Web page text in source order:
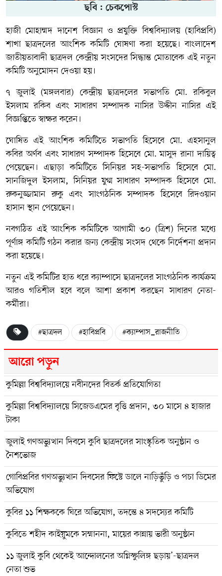
ছবি : চেকপোস্ট
হাজী মোহাম্মদ দানেশ বিজ্ঞান ও প্রযুক্তি বিশ্ববিদ্যালয় (হাবিপ্রবি)
শাখা ছাত্রদলের আংশিক কমিটি ঘোষণা করা হয়েছে। বাংলাদেশ
জাতীয়তাবাদী ছাত্রদল কেন্দ্রীয় সংসদের সিদ্ধান্ত মোতাবেক এই নতুন
কমিটি অনুমোদন দেওয়া হয়।
৭ জুলাই (মঙ্গলবার) কেন্দ্রীয় ছাত্রদলের সভাপতি মো. রকিবুল
ইসলাম রকিব এবং সাধারণ সম্পাদক নাসির উদ্দীন নাসির এই
বিজ্ঞপ্তিতে স্বাক্ষর করেন।
​ঘোষিত এই আংশিক কমিটিতে সভাপতি হিসেবে মো. এহসানুল
কবির অর্ণব এবং সাধারণ সম্পাদক হিসেবে মো. মাসুদ রানা দায়িত্ব
পেয়েছেন। এছাড়া কমিটিতে সিনিয়র সহ-সভাপতি হিসেবে মো.
সানজিদুল ইসলাম, সিনিয়র যুগ্ম সাধারণ সম্পাদক হিসেবে মো.
রুকনুজ্জামান রুকু এবং সাংগঠনিক সম্পাদক হিসেবে রিদওয়ান
হাসান স্থান পেয়েছেন।
​নবগঠিত এই আংশিক কমিটিকে আগামী ৩০ (ত্রিশ) দিনের মধ্যে
পূর্ণাঙ্গ কমিটি গঠন করার জন্য কেন্দ্রীয় সংসদ থেকে নির্দেশনা প্রদান
করা হয়েছে।
নতুন এই কমিটির হাত ধরে ক্যাম্পাসে ছাত্রদলের সাংগঠনিক কার্যক্রম
আরও গতিশীল হবে বলে আশা প্রকাশ করছেন সাধারণ নেতা-
কর্মীরা।
#ছাত্রদল #হাবিপ্রবি #ক্যাম্পাস_রাজনীতি
আরো পড়ুন
কুমিল্লা বিশ্ববিদ্যালয়ে নবীনদের বিতর্ক প্রতিযোগিতা
কুমিল্লা বিশ্ববিদ্যালয়ে সিজেডএমের বৃত্তি প্রদান, ৩০ মাসে ৪ হাজার
টাকা
জুলাই গণঅভ্যুত্থান দিবসে কুবি ছাত্রদলের সাংস্কৃতিক অনুষ্ঠান ও
নৈশভোজ
গোবিপ্রবির গণঅভ্যুত্থান দিবসের ফিস্টে ডালে নাড়িভুঁড়ি ও পচা ডিমের
অভিযোগ
কুবির ১১ শিক্ষককে ঘিরে অভিযোগ, তদন্তে ৪ সদস্যের কমিটি
কুবিতে শহীদ কাইয়ুমকে সম্মাননা, মায়ের কান্নায় ভারী অনুষ্ঠান
১১ জুলাই কুবি থেকেই আন্দোলনের অগ্নিস্ফুলিঙ্গ ছড়ায়’-ছাত্রদল
নেতা শুভ